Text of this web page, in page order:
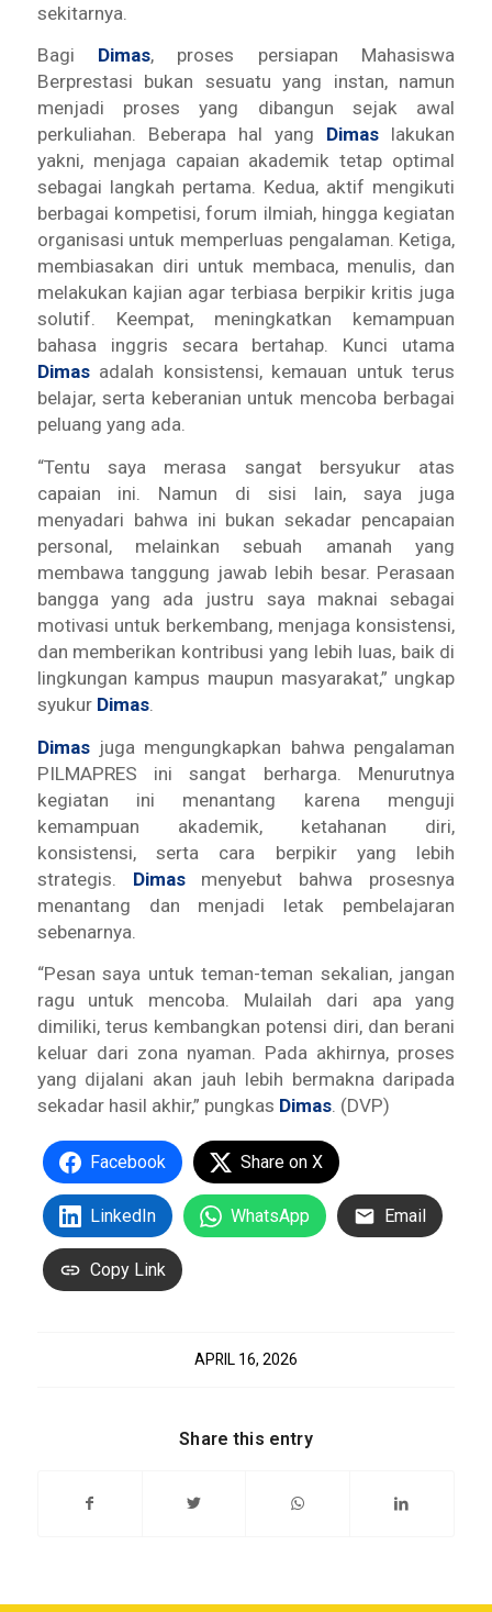
sekitarnya.
Bagi Dimas, proses persiapan Mahasiswa
Berprestasi bukan sesuatu yang instan, namun
menjadi proses yang dibangun sejak awal
perkuliahan. Beberapa hal yang Dimas lakukan
yakni, menjaga capaian akademik tetap optimal
sebagai langkah pertama. Kedua, aktif mengikuti
berbagai kompetisi, forum ilmiah, hingga kegiatan
organisasi untuk memperluas pengalaman. Ketiga,
membiasakan diri untuk membaca, menulis, dan
melakukan kajian agar terbiasa berpikir kritis juga
solutif. Keempat, meningkatkan kemampuan
bahasa inggris secara bertahap. Kunci utama
Dimasadalah konsistensi, kemauan untuk terus
belajar, serta keberanian untuk mencoba berbagai
peluang yang ada.
“Tentu saya merasa sangat bersyukur atas
capaian ini. Namun di sisi lain, saya juga
menyadari bahwa ini bukan sekadar pencapaian
personal, melainkan sebuah amanah yang
membawa tanggung jawab lebih besar. Perasaan
bangga yang ada justru saya maknai sebagai
motivasi untuk berkembang, menjaga konsistensi,
dan memberikan kontribusi yang lebih luas, baik di
lingkungan kampus maupun masyarakat,” ungkap
syukur Dimas.
Dimasjuga mengungkapkan bahwa pengalaman
PILMAPRES ini sangat berharga. Menurutnya
kegiatan ini menantang karena menguji
kemampuan akademik, ketahanan diri,
konsistensi, serta cara berpikir yang lebih
strategis. Dimasmenyebut bahwa prosesnya
menantang dan menjadi letak pembelajaran
sebenarnya.
“Pesan saya untuk teman-teman sekalian, jangan
ragu untuk mencoba. Mulailah dari apa yang
dimiliki, terus kembangkan potensi diri, dan berani
keluar dari zona nyaman. Pada akhirnya, proses
yang dijalani akan jauh lebih bermakna daripada
sekadar hasil akhir,” pungkas Dimas. (DVP)
Facebook Share on X
LinkedIn WhatsApp Email
Copy Link
APRIL 16, 2026
Share this entry